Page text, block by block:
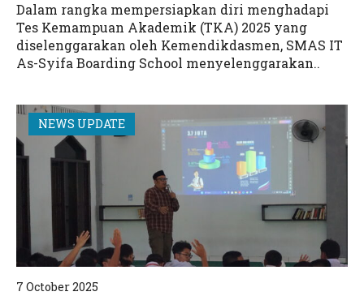
Dalam rangka mempersiapkan diri menghadapi
Tes Kemampuan Akademik (TKA) 2025 yang
diselenggarakan oleh Kemendikdasmen, SMAS IT
As-Syifa Boarding School menyelenggarakan..
NEWS UPDATE
7 October 2025